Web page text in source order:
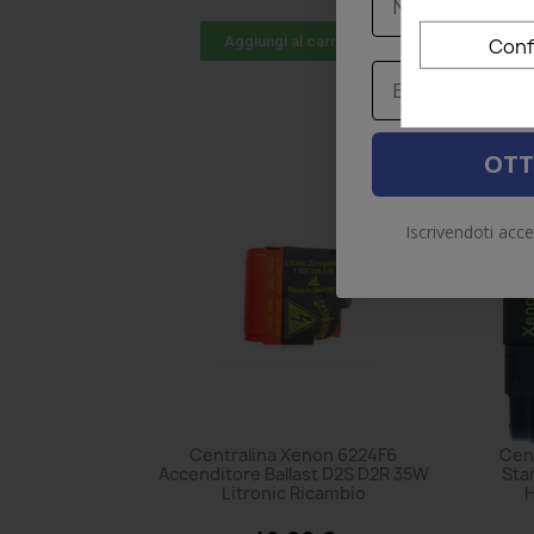
Aggiungi al carrello
Centralina Xenon 6224F6
Accenditore Ballast D2S D2R 35W
Litronic Ricambio
Email
Iscrivendoti